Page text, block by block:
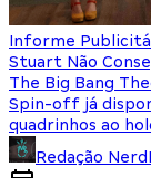
Informe
Stuart Não
The Big Bang
Spin-off já
quadrinhos ao
Redação